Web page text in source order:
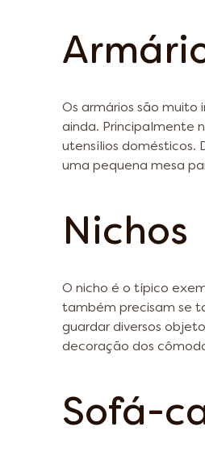
Os armários são
ainda. Principalmente
utensílios domésticos.
uma pequena mesa
Nichos
O nicho é o típico
também precisam se
guardar diversos
decoração dos
Sofá-